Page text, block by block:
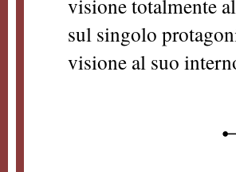
visione totalmente
sul singolo
visione al suo